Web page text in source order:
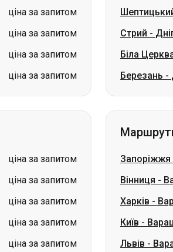
ціна за запитом
Березань-
ціна за запитом
ціна за запитом
ціна за запитом
ціна за запитом
ціна за запитом
Запоріжжя
Харків-
Київ-
Львів-
Тернопіль-